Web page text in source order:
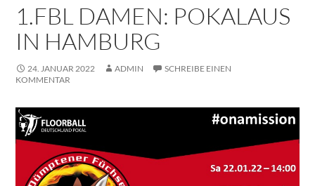
SPRINGEN
1.FBL DAMEN: POKALAUS
IN HAMBURG
24. JANUAR 2022 ADMIN
SCHREIBE EINEN
KOMMENTAR